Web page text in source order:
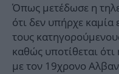
Όπως μετέδωσε η
ότι δεν υπήρχε καμία
τους
καθώς υποτίθεται
με τον 19χρονο